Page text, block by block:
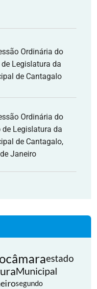
Ordinária do
Legislatura da
de Cantagalo
Ordinária do
Legislatura da
de Cantagalo,
Janeiro
câmaraestado
Municipal
segundo